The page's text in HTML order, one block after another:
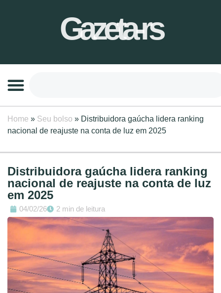
Gazeta-rs
Home » Seu bolso » Distribuidora gaúcha lidera ranking
nacional de reajuste na conta de luz em 2025
Distribuidora gaúcha lidera ranking
nacional de reajuste na conta de luz
em 2025
04/02/26 2 min de leitura